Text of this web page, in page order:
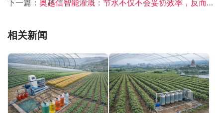
下一篇： 奥越信智能灌溉：节水不仅不会妥协效率，反而能够提升农业生产力
相关新闻